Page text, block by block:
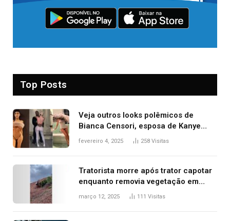
Top Posts
Veja outros looks polêmicos de
Bianca Censori, esposa de Kanye
West que apareceu nua no Grammy
fevereiro 4, 2025 258 Visitas
Tratorista morre após trator capotar
enquanto removia vegetação em
ribanceira de rodovia
março 12, 2025 111 Visitas